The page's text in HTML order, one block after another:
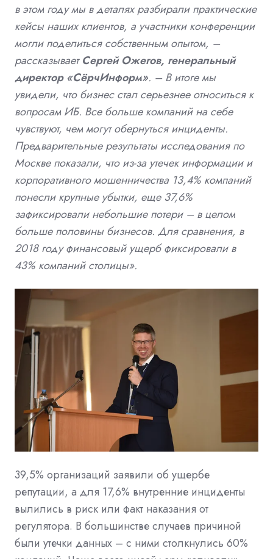
в этом году мы в деталях разбирали практические
кейсы наших клиентов, а участники конференции
могли поделиться собственным опытом, –
рассказываетСергей Ожегов, генеральный
директор «СёрчИнформ». – В итоге мы
увидели, что бизнес стал серьезнее относиться к
вопросам ИБ. Все больше компаний на себе
чувствуют, чем могут обернуться инциденты.
Предварительные результаты исследования по
Москве показали, что из-за утечек информации и
корпоративного мошенничества 13,4% компаний
понесли крупные убытки, еще 37,6%
зафиксировали небольшие потери – в целом
больше половины бизнесов. Для сравнения, в
2018 году финансовый ущерб фиксировали в
43% компаний столицы».
39,5% организаций заявили об ущербе
репутации, а для 17,6% внутренние инциденты
вылились в риск или факт наказания от
регулятора. В большинстве случаев причиной
были утечки данных – с ними столкнулись 60%